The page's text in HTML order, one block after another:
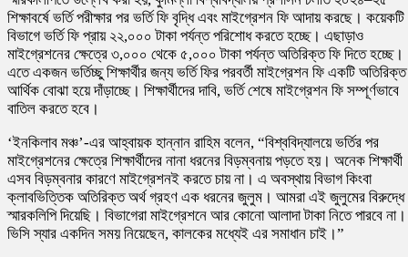
শিক্ষাবর্ষে ভর্তি পরীক্ষার পর ভর্তি ফি বৃদ্ধি এবং মাইগ্রেশন ফি আদায় করছে। কয়েকটি
বিভাগে ভর্তি ফি প্রায় ২২,০০০ টাকা পর্যন্ত পরিশোধ করতে হচ্ছে। এছাড়াও
মাইগ্রেশনের ক্ষেত্রে ৩,০০০ থেকে ৫,০০০ টাকা পর্যন্ত অতিরিক্ত ফি দিতে হচ্ছে।
এতে একজন ভর্তিচ্ছু শিক্ষার্থীর জন্য ভর্তি ফির পরবর্তী মাইগ্রেশন ফি একটি অতিরিক্ত
আর্থিক বোঝা হয়ে দাঁড়াচ্ছে। শিক্ষার্থীদের দাবি, ভর্তি শেষে মাইগ্রেশন ফি সম্পূর্ণভাবে
বাতিল করতে হবে।
‘ইনকিলাব মঞ্চ’-এর আহ্বায়ক হান্নান রাহিম বলেন, “বিশ্ববিদ্যালয়ে ভর্তির পর
মাইগ্রেশনের ক্ষেত্রে শিক্ষার্থীদের নানা ধরনের বিড়ম্বনায় পড়তে হয়। অনেক শিক্ষার্থী
এসব বিড়ম্বনার কারণে মাইগ্রেশনই করতে চায় না। এ অবস্থায় বিভাগ কিংবা
ক্লাবভিত্তিক অতিরিক্ত অর্থ গ্রহণ এক ধরনের জুলুম। আমরা এই জুলুমের বিরুদ্ধে
স্মারকলিপি দিয়েছি। বিভাগেরা মাইগ্রেশনে আর কোনো আলাদা টাকা নিতে পারবে না।
ভিসি স্যার একদিন সময় নিয়েছেন, কালকের মধ্যেই এর সমাধান চাই।”